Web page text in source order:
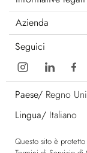
Azienda
Seguici
Paese/ Regno
Lingua/ Italiano
Questo sito è